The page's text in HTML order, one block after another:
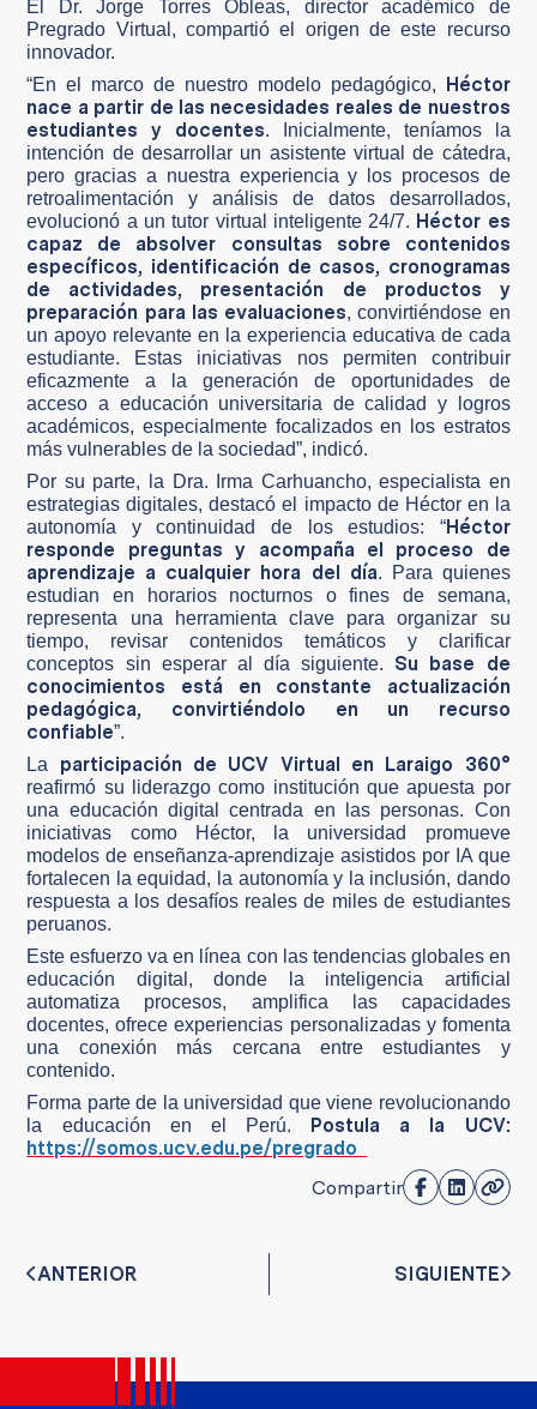
El Dr. Jorge Torres Obleas, director académico de
Pregrado Virtual, compartió el origen de este recurso
innovador.
“En el marco de nuestro modelo pedagógico, Héctor
nace a partir de las necesidades reales de nuestros
estudiantes y docentes. Inicialmente, teníamos la
intención de desarrollar un asistente virtual de cátedra,
pero gracias a nuestra experiencia y los procesos de
retroalimentación y análisis de datos desarrollados,
evolucionó a un tutor virtual inteligente 24/7. Héctor es
capaz de absolver consultas sobre contenidos
específicos, identificación de casos, cronogramas
de actividades, presentación de productos y
preparación para las evaluaciones, convirtiéndose en
un apoyo relevante en la experiencia educativa de cada
estudiante. Estas iniciativas nos permiten contribuir
eficazmente a la generación de oportunidades de
acceso a educación universitaria de calidad y logros
académicos, especialmente focalizados en los estratos
más vulnerables de la sociedad”, indicó.
Por su parte, la Dra. Irma Carhuancho, especialista en
estrategias digitales, destacó el impacto de Héctor en la
autonomía y continuidad de los estudios: “Héctor
responde preguntas y acompaña el proceso de
aprendizaje a cualquier hora del día. Para quienes
estudian en horarios nocturnos o fines de semana,
representa una herramienta clave para organizar su
tiempo, revisar contenidos temáticos y clarificar
conceptos sin esperar al día siguiente. Su base de
conocimientos está en constante actualización
pedagógica, convirtiéndolo en un recurso
confiable”.
La participación de UCV Virtual en Laraigo 360°
reafirmó su liderazgo como institución que apuesta por
una educación digital centrada en las personas. Con
iniciativas como Héctor, la universidad promueve
modelos de enseñanza-aprendizaje asistidos por IA que
fortalecen la equidad, la autonomía y la inclusión, dando
respuesta a los desafíos reales de miles de estudiantes
peruanos.
Este esfuerzo va en línea con las tendencias globales en
educación digital, donde la inteligencia artificial
automatiza procesos, amplifica las capacidades
docentes, ofrece experiencias personalizadas y fomenta
una conexión más cercana entre estudiantes y
contenido.
Forma parte de la universidad que viene revolucionando
la educación en el Perú. Postula a la UCV:
https://somos.ucv.edu.pe/pregrado
Compartir
ANTERIOR SIGUIENTE